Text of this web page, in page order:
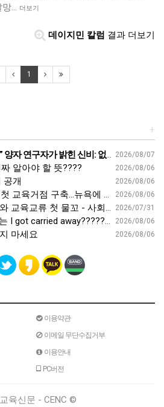
망… 더보기
데이지민 칼럼 결과 더보기
1
+
2026/08/07
는 방법 | 이정현 KIST 양자기술연구단 선임연구원 | 양자 컴퓨터 인생 | 세바시 2121회
2026/08/06
알아야 할 뜻????
2026/08/06
공개
2026/08/06
욕에 미주글로벌센터 개소 - 재외동포신문
2026/07/31
교류 첫 물꼬 - 사회적경제뉴스
2026/08/06
got carried away????????
2026/08/06
마세요
이용약관
이메일 무단수집거부
이용안내
PC버전
육신문 - CENC ©